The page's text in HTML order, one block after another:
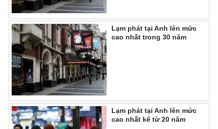
Emagazine Podcast
Photo Infographic
Video Shorts video
VTV Money VTV Thể thao
VTV Sức khoẻ Bất động sản
Lạm phát tại Anh lên mức
cao nhất trong 30 năm
Lạm phát tại Anh lên mức
cao nhất kể từ 20 năm